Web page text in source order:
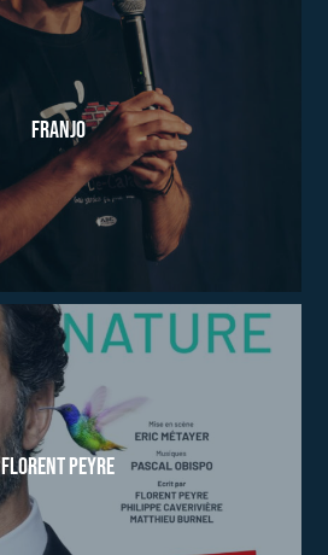
Franjo
Florent Peyre